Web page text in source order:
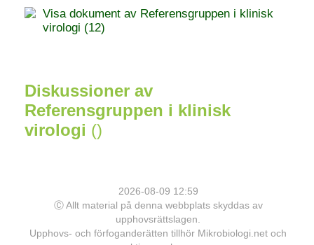
Visa dokument av Referensgruppen i klinisk
virologi (12)
Diskussioner av
Referensgruppen i klinisk
virologi ()
2026-08-09 12:59
Ⓒ Allt material på denna webbplats skyddas av
upphovsrättslagen.
Upphovs- och förfoganderätten tillhör Mikrobiologi.net och